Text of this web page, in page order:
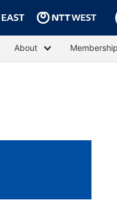
About Membership